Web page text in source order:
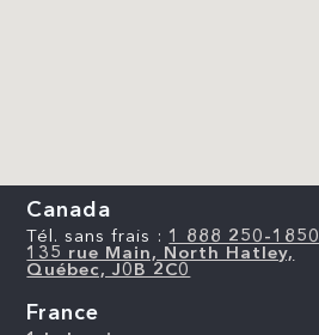
Canada
Tél. sans frais : 1 888 250-1850
135 rue Main, North Hatley,
Québec, J0B 2C0
France